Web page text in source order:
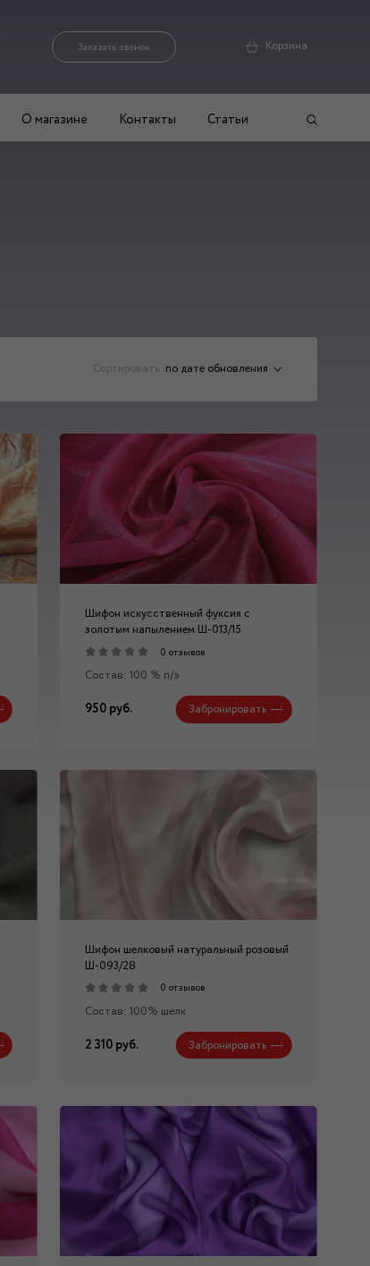
Заказать звонок Корзина
О магазине Контакты Статьи
Сортировать по дате обновления
Шифон искусственный фуксия с
золотым напылением Ш-013/15
0 отзывов
Состав: 100 % п/э
950 руб. Забронировать
Шифон шелковый натуральный розовый
Ш-093/28
0 отзывов
Состав: 100% шелк
2 310 руб. Забронировать